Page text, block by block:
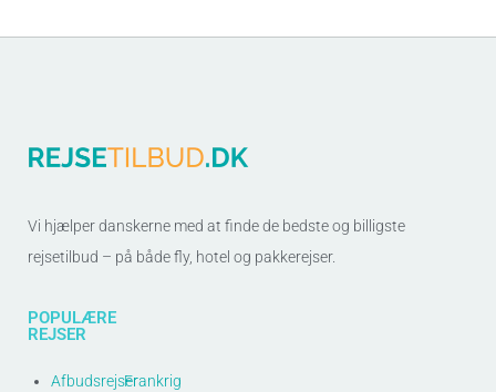
Vi hjælper danskerne med at finde de bedste og billigste
rejsetilbud – på både fly, hotel og pakkerejser.
POPULÆRE
REJSER
AfbudsrejserFrankrig